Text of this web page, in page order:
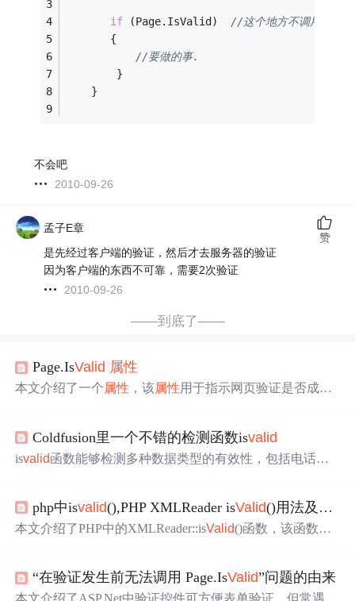
if (Page.IsValid) //这个地方不调用
       {
//要做的事.
        }
    }
不会吧
2010-09-26
孟子E章
是先经过客户端的验证，然后才去服务器的验证
因为客户端的东西不可靠，需要2次验证
2010-09-26
赞
——到底了——
Page.IsValid 属性
本文介绍了一个属性 ，该属性用于指示网页验证是否成
代码，展示了如何根据验证结果更新页面上的文本。
Coldfusion里一个不错的检测函数isvalid
isvalid函数能够检测多种数据类型的有效性，包括电话号
php中isvalid(),PHP XMLReader isValid()用法及代码示例
本文介绍了PHP中的XMLReader::isValid()函数，该函数用
节点是否有效。示例代码展示了如何在成功或失败时输出
相应的验证结果。
“在验证发生前无法调用 Page.IsValid”问题的由来
本文介绍了ASP.Net中验证控件可方便表单验证，但常遇